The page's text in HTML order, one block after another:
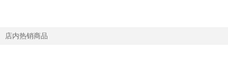
店内热销商品